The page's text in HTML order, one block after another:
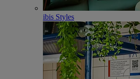
ibis Styles